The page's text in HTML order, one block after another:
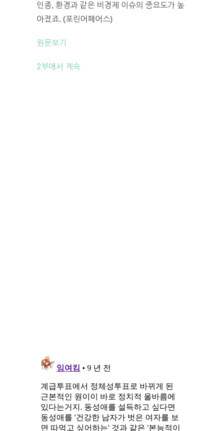
인종, 환경과 같은 비경제 이슈의 중요도가 높
아졌죠. (포린어페어스)
원문보기
2부에서 계속